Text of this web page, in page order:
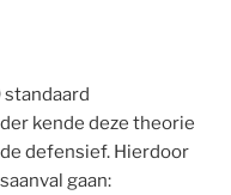
standaard
kende deze theorie
defensief. Hierdoor
gaan: